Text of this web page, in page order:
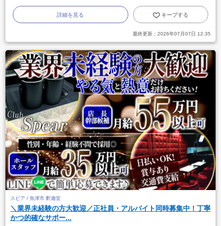
詳細を見る キープする
最終更新： 2026年07月07日 12:35
スピア / 魚津市 釈迦堂
＼業界未経験の方大歓迎／正社員・アルバイト同時募集中！丁寧
かつ的確なサポー...